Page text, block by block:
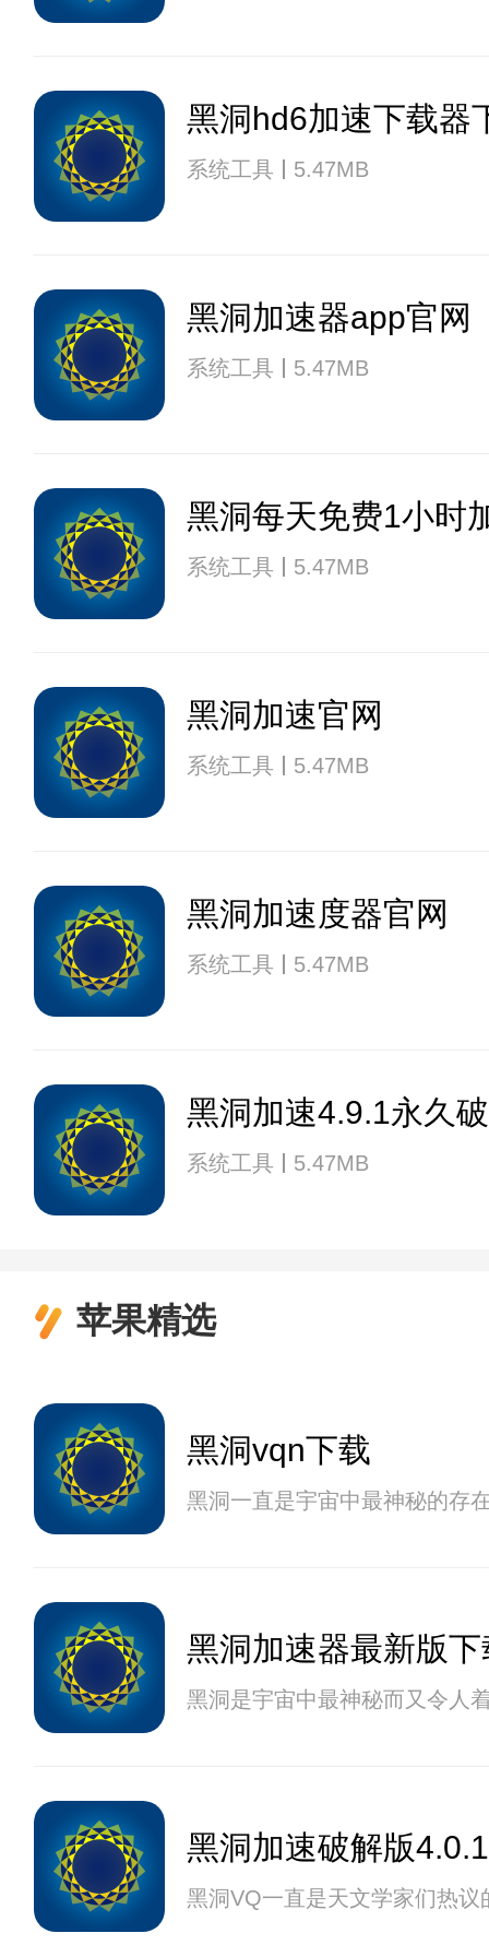
黑洞hd6加速下载器
系统工具 5.47MB
黑洞加速器app官网
系统工具 5.47MB
黑洞每天免费1小时
系统工具 5.47MB
黑洞加速官网
系统工具 5.47MB
黑洞加速度器官网
系统工具 5.47MB
黑洞加速4.9.1永久
系统工具 5.47MB
苹果精选
黑洞vqn下载
黑洞一直是宇宙中最神秘的存
黑洞加速器最新版下
黑洞是宇宙中最神秘而又令人
黑洞加速破解版4.0.1
黑洞VQ一直是天文学家们热